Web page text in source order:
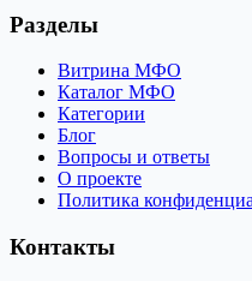
Разделы
Витрина МФО
Каталог МФО
Категории
Блог
Вопросы и ответы
О проекте
Политика
Контакты